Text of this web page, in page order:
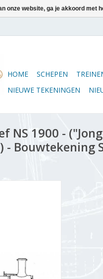
HOME SCHEPEN
NIEUWE TEKENINGEN
NS 1900 -
Bouwtekening
onze website, ga je akkoord met